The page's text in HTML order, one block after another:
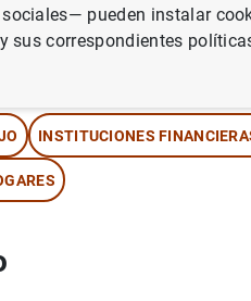
INSTITUCIONES
pueden instalar
sus correspondientes